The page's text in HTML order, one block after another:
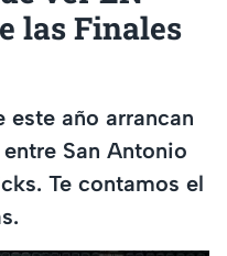
las Finales
este año arrancan
San Antonio
Te contamos el